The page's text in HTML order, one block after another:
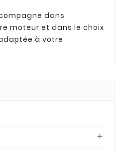
dans
moteur et dans le choix
à votre
